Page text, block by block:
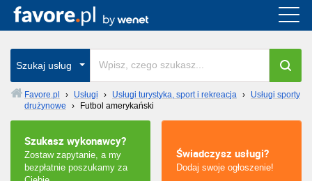
Szukaj usług
Favore.pl › Usługi › Usługi turystyka, sport i rekreacja ›
Usługi sporty
drużynowe
› Futbol amerykański
Szukasz wykonawcy?
Zostaw zapytanie, a my
bezpłatnie poszukamy za
Świadczysz usługi?
Dodaj swoje ogłoszenie!
Cała Polska
wszystkie w całym kraju
Wrocław